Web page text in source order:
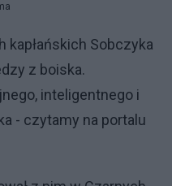
kapłańskich Sobczyka
z boiska.
inteligentnego i
- czytamy na portalu